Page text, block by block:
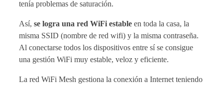
tenía problemas de saturación.
Así, se logra una red WiFi estable en toda la casa, la
misma SSID (nombre de red wifi) y la misma contraseña.
Al conectarse todos los dispositivos entre sí se consigue
una gestión WiFi muy estable, veloz y eficiente.
La red WiFi Mesh gestiona la conexión a Internet teniendo